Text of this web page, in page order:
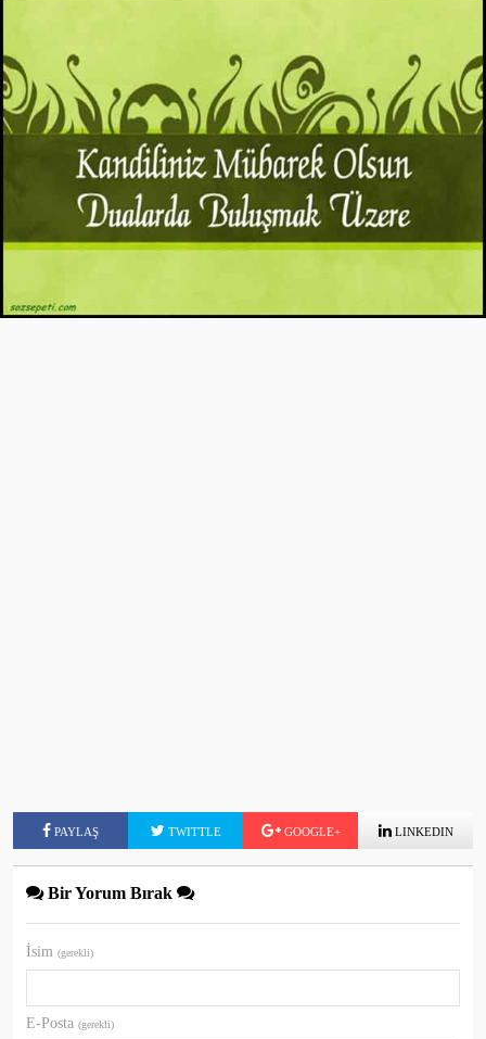
PAYLAŞ TWITTLE GOOGLE+ LINKEDIN
Bir Yorum Bırak
İsim (gerekli)
E-Posta (gerekli)